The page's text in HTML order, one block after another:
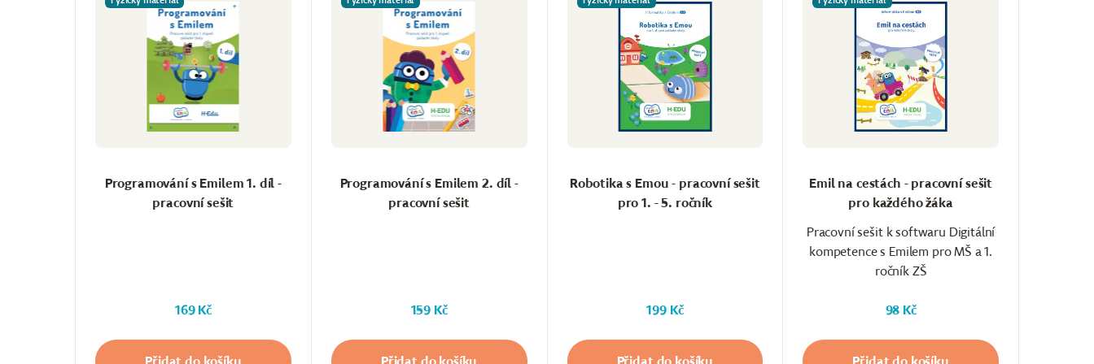
Programování s Emilem 1. díl -
pracovní sešit
169 Kč
Programování s Emilem 2. díl -
pracovní sešit
159 Kč
Robotika s Emou - pracovní sešit
pro 1. - 5. ročník
199 Kč
Emil na cestách - pracovní sešit
pro každého žáka
Pracovní sešit k softwaru Digitální
kompetence s Emilem pro MŠ a 1.
ročník ZŠ
98 Kč